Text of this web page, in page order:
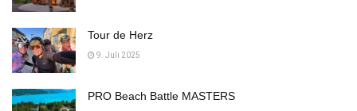
Tour de Herz
9. Juli 2025
PRO Beach Battle MASTERS